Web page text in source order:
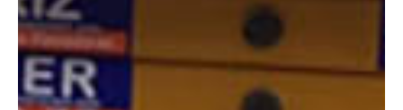
Motor:Eléctrico
Capacidad:300 kg
Ver ficha técnica